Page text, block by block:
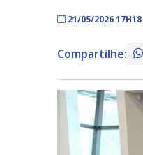
21/05/2026 17H18
Compartilhe: